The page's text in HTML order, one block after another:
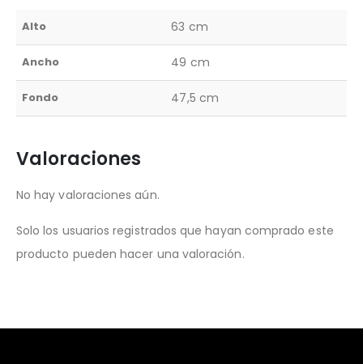
Alto 63 cm
Ancho 49 cm
Fondo 47,5 cm
Valoraciones
No hay valoraciones aún.
Solo los usuarios registrados que hayan comprado este
producto pueden hacer una valoración.